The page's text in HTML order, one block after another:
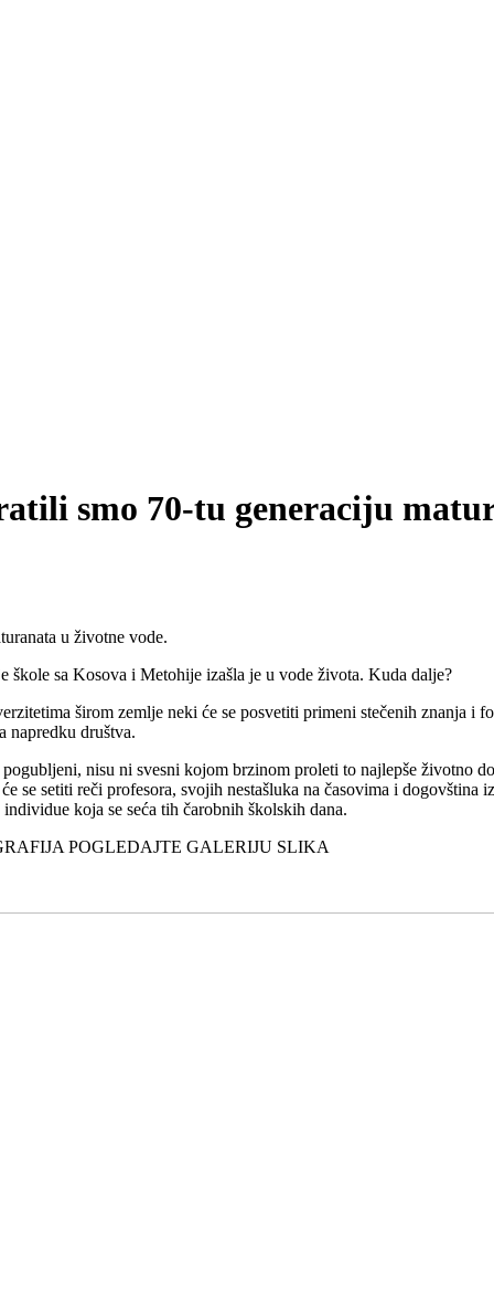
smo 70-tu generaciju
u životne vode.
škole sa Kosova i Metohije izašla je u vode života. Kuda dalje?
širom zemlje neki će se posvetiti primeni stečenih znanja i
napredku društva.
nisu ni svesni kojom brzinom proleti to najlepše životno
se setiti reči profesora, svojih nestašluka na časovima i dogovština
koja se seća tih čarobnih školskih dana.
POGLEDAJTE GALERIJU SLIKA